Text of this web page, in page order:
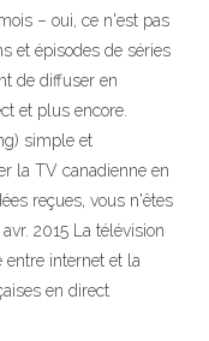
– oui, ce n'est pas
et épisodes de séries
de diffuser en
et plus encore.
simple et
la TV canadienne en
reçues, vous n'êtes
2015 La télévision
entre internet et la
en direct